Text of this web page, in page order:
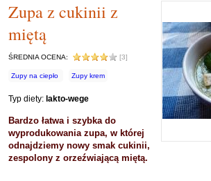
Zupa z cukinii z
miętą
ŚREDNIA OCENA: [3]
Zupy na ciepło Zupy krem
Typ diety: lakto-wege
Bardzo łatwa i szybka do
wyprodukowania zupa, w której
odnajdziemy nowy smak cukinii,
zespolony z orzeźwiającą miętą.